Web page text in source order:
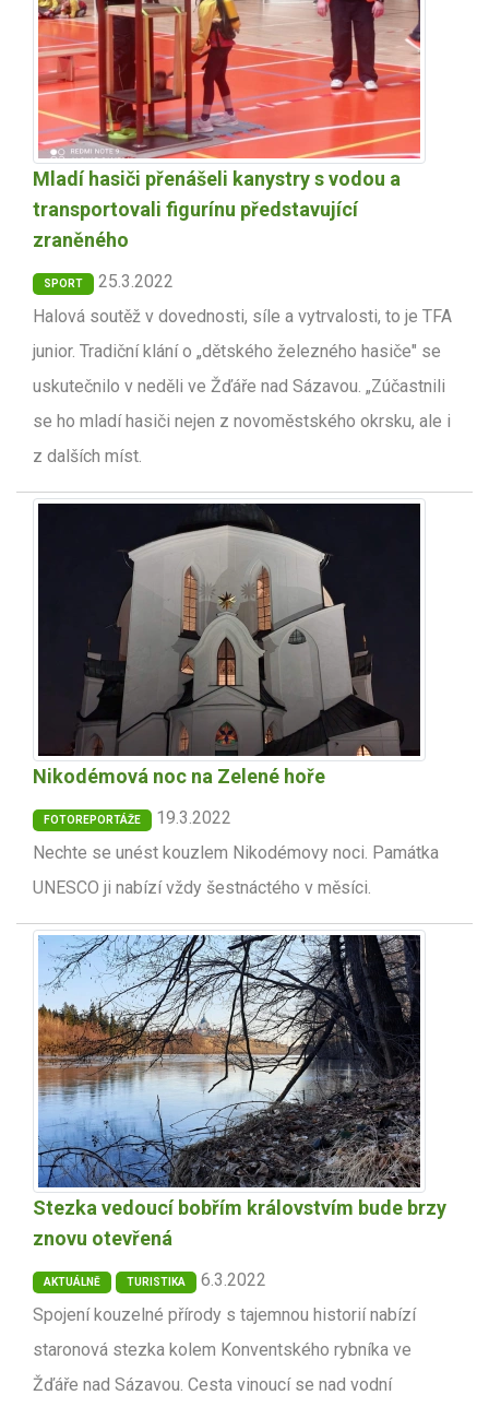
Mladí hasiči přenášeli kanystry s vodou a
transportovali figurínu představující
zraněného
SPORT
25.3.2022
Halová soutěž v dovednosti, síle a vytrvalosti, to je TFA
junior. Tradiční klání o „dětského železného hasiče" se
uskutečnilo v neděli ve Žďáře nad Sázavou. „Zúčastnili
se ho mladí hasiči nejen z novoměstského okrsku, ale i
z dalších míst.
Nikodémová noc na Zelené hoře
FOTOREPORTÁŽE
19.3.2022
Nechte se unést kouzlem Nikodémovy noci. Památka
UNESCO ji nabízí vždy šestnáctého v měsíci.
Stezka vedoucí bobřím královstvím bude brzy
znovu otevřená
AKTUÁLNĚ TURISTIKA
6.3.2022
Spojení kouzelné přírody s tajemnou historií nabízí
staronová stezka kolem Konventského rybníka ve
Žďáře nad Sázavou. Cesta vinoucí se nad vodní